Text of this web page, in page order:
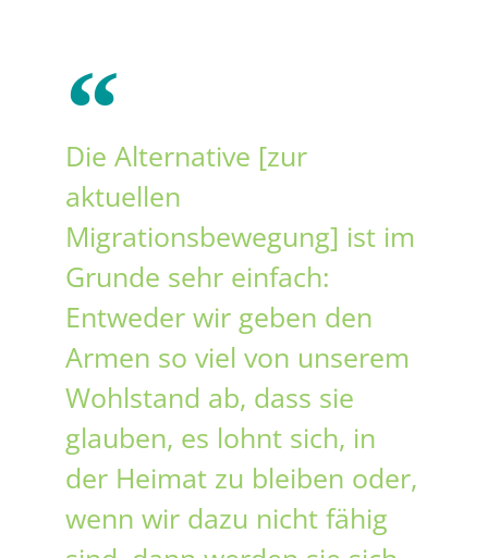
Die Alternative [zur
aktuellen
Migrationsbewegung] ist im
Grunde sehr einfach:
Entweder wir geben den
Armen so viel von unserem
Wohlstand ab, dass sie
glauben, es lohnt sich, in
der Heimat zu bleiben oder,
wenn wir dazu nicht fähig